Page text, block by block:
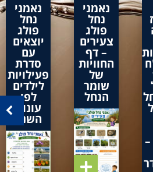
–
נאמני
נחל
פולג
צעירים
– דף
החוויות
של
שומר
הנחל
נאמני
נחל
פולג
יוצאים
עם
סדרת
פעילויות
לילדים
לפי
עונות
השנה